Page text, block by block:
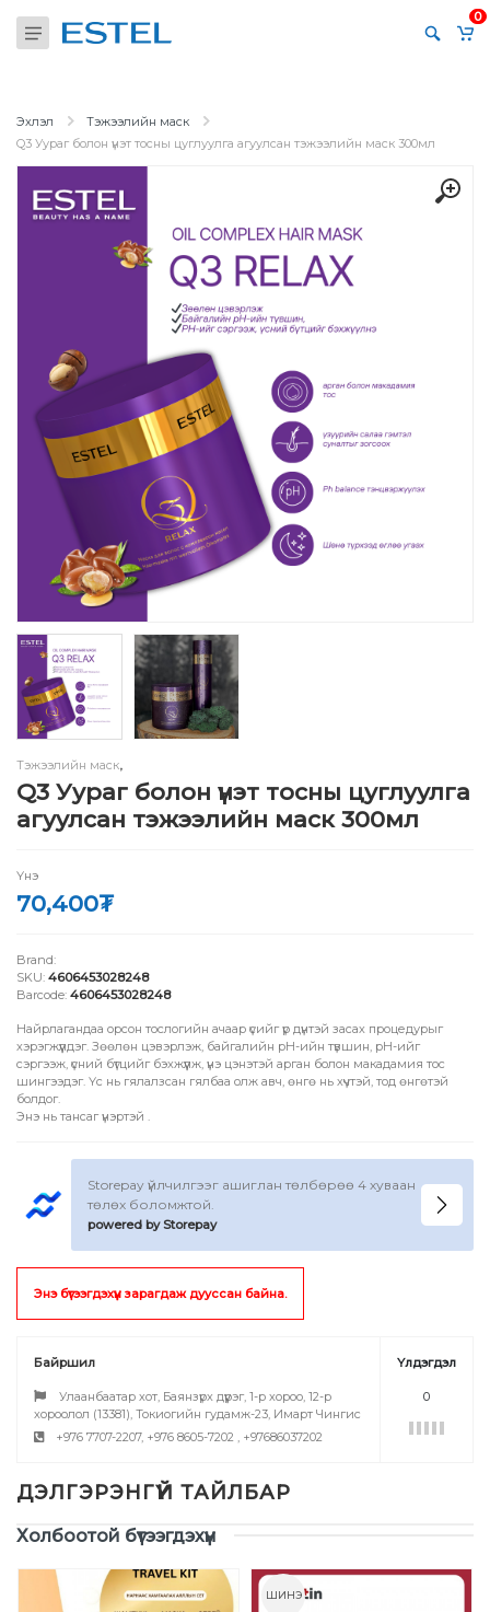
0
Эхлэл
Тэжээлийн маск
Q3 Уураг болон үнэт тосны цуглуулга агуулсан тэжээлийн маск 300мл
Тэжээлийн маск,
Q3 Уураг болон үнэт тосны цуглуулга
агуулсан тэжээлийн маск 300мл
Үнэ
70,400₮
Brand:
SKU: 4606453028248
Barcode: 4606453028248
Найрлагандаа орсон тослогийн ачаар үсийг үр дүнтэй засах процедурыг
хэрэгжүүлдэг. Зөөлөн цэвэрлэж, байгалийн рН-ийн түвшин, рН-ийг
сэргээж, үсний бүтцийг бэхжүүлж, үнэ цэнэтэй арган болон макадамия тос
шингээдэг. Үс нь гялалзсан гялбаа олж авч, өнгө нь хүчтэй, тод өнгөтэй
болдог.
Энэ нь тансаг үнэртэй .
Storepay үйлчилгээг ашиглан төлбөрөө 4 хуваан
төлөх боломжтой.
powered by Storepay
Энэ бүтээгдэхүүн зарагдаж дууссан байна.
Байршил
Улаанбаатар хот, Баянзүрх дүүрэг, 1-р хороо, 12-р
хороолол (13381), Токиогийн гудамж-23, Имарт Чингис
+976 7707-2207, +976 8605-7202 , +97686037202
Үлдэгдэл
0
Үзүүлэлтүүд
Холбоотой бүтээгдэхүүн
ШИНЭ